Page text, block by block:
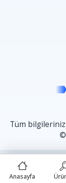
Tüm bilgileriniz
©
Anasayfa